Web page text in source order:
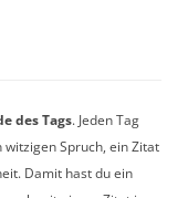
des Tags. Jeden Tag
Spruch, ein Zitat
Damit hast du ein